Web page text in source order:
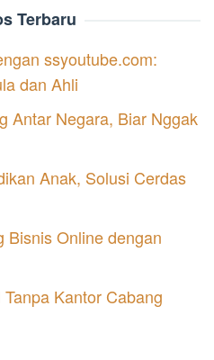
Terbaru
ssyoutube.com:
dan Ahli
Antar Negara, Biar Nggak
Anak, Solusi Cerdas
Bisnis Online dengan
Kantor Cabang